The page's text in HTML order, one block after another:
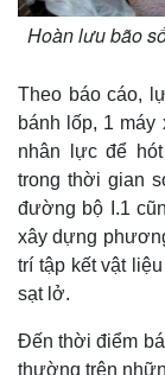
Hoàn lưu bão
Theo báo cáo,
bánh lốp, 1 máy
nhân lực để
trong thời gian
đường bộ I.1
xây dựng
trí tập kết vật
sạt lở.
Đến thời điểm
thường trên